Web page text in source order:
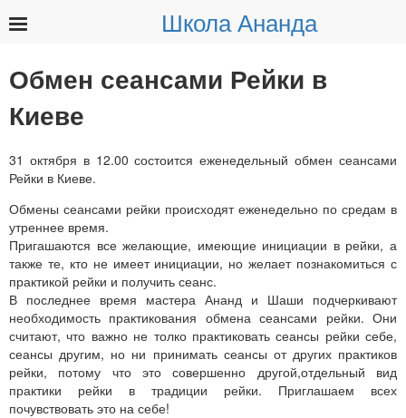
Школа Ананда
Обмен сеансами Рейки в
Киеве
31 октября в 12.00 состоится еженедельный обмен сеансами
Рейки в Киеве.
Обмены сеансами рейки происходят еженедельно по средам в
утреннее время.
Пригашаются все желающие, имеющие инициации в рейки, а
также те, кто не имеет инициации, но желает познакомиться с
практикой рейки и получить сеанс.
В последнее время мастера Ананд и Шаши подчеркивают
необходимость практикования обмена сеансами рейки. Они
считают, что важно не толко практиковать сеансы рейки себе,
сеансы другим, но ни принимать сеансы от других практиков
рейки, потому что это совершенно другой,отдельный вид
практики рейки в традиции рейки. Приглашаем всех
почувствовать это на себе!